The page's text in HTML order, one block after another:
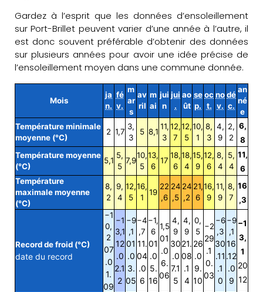
Gardez à l’esprit que les données d’ensoleillement
sur Port-Brillet peuvent varier d’une année à l’autre, il
est donc souvent préférable d’obtenir des données
sur plusieurs années pour avoir une idée précise de
l’ensoleillement moyen dans une commune donnée.
Mois
ja
n.
fé
v.
m
ar
s
av
ril
m
ai
jui
n
jui
.
ao
ût
se
p.
oc
t.
no
v.
dé
c.
an
né
e
Température minimale
moyenne (°C)
2 1,7
3,
3
5 8,1
11,
3
12,
7
12,
5
10,
1
8,
3
4,
9
2,
2
6,
8
Température moyenne
(°C)
5,1
5,
5
7,9
10,
5
13,
6
17
18,
6
18,
4
15,
9
12,
6
8,
4
5,
4
11,
6
Température
maximale moyenne
(°C)
8,
2
9,
4
12,
5
16,
1
19
22
,6
24
,5
24
,2
21,
6
16,
9
11,
9
8,
7
16
,3
Record de froid (°C)
date du record
−1
0,
2
07
.0
1.
09
−1
3,1
12
.0
2.1
2
−9
,1
01
.0
3.
05
−4
,7
11.
04
.0
6
−1,
6
01
.0
5.
16
1,5
01
.0
6.
06
4,
9
30
.0
7.1
5
4,
9
21.
08
.1
4
0,
5
26
.0
9.
10
−2
29
.1
0.
03
−6
,3
30
.11
.1
0
−9
,1
16
.12
.0
9
−1
3,
1
20
12